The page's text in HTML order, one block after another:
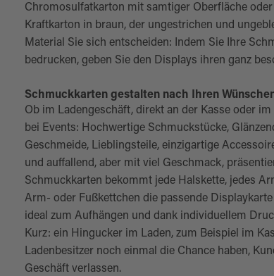
Chromosulfatkarton mit samtiger Oberfläche
Kraftkarton in braun, der ungestrichen und
Material Sie sich entscheiden: Indem Sie Ihre
bedrucken, geben Sie den Displays ihren ganz
Schmuckkarten gestalten nach Ihren
Ob im Ladengeschäft, direkt an der Kasse oder
bei Events: Hochwertige Schmuckstücke,
Geschmeide, Lieblingsteile, einzigartige
und auffallend, aber mit viel Geschmack,
Schmuckkarten bekommt jede Halskette, jedes
Arm- oder Fußkettchen die passende
ideal zum Aufhängen und dank individuellem
Kurz: ein Hingucker im Laden, zum Beispiel im
Ladenbesitzer noch einmal die Chance haben,
Geschäft verlassen.